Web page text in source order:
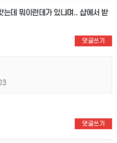
는데 뭐이런데가 있냐며.. 샵에서 받
댓글쓰기
댓글쓰기